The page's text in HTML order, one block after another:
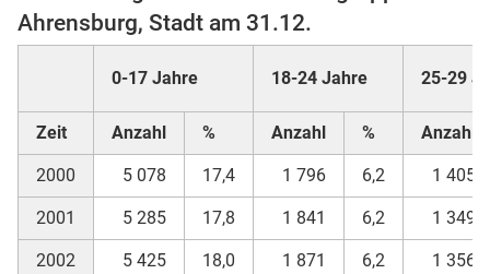
Ahrensburg, Stadt am 31.12.
0-17 Jahre 18-24 Jahre 25-29
Zeit Anzahl % Anzahl % Anzahl
2000 5 078 17,4 1 796 6,2 1 405
2001 5 285 17,8 1 841 6,2 1 349
2002 5 425 18,0 1 871 6,2 1 356